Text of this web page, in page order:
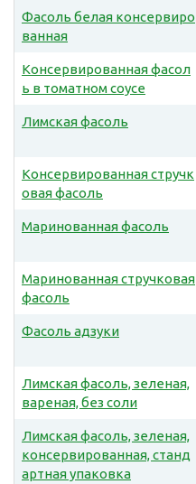
Фасоль белая консервиро
ванная
Консервированная фасол
ь в томатном соусе
Лимская фасоль
Консервированная стручк
овая фасоль
Маринованная фасоль
Маринованная стручковая
фасоль
Фасоль адзуки
Лимская фасоль, зеленая,
вареная, без соли
Лимская фасоль, зеленая,
консервированная, станд
артная упаковка